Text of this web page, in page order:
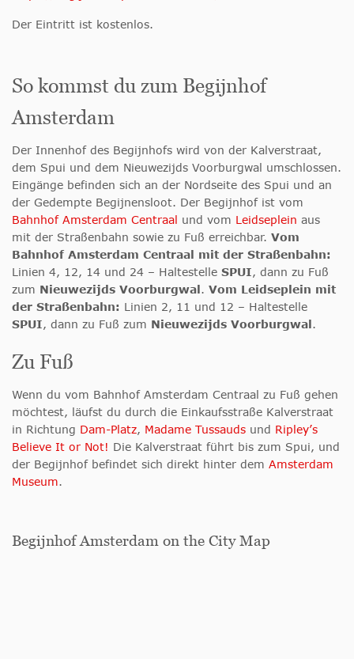
Der Eintritt ist kostenlos.
So kommst du zum Begijnhof
Amsterdam
Der Innenhof des Begijnhofs wird von der Kalverstraat,
dem Spui und dem Nieuwezijds Voorburgwal umschlossen.
Eingänge befinden sich an der Nordseite des Spui und an
der Gedempte Begijnensloot. Der Begijnhof ist vom
Bahnhof Amsterdam Centraal und vom Leidseplein aus
mit der Straßenbahn sowie zu Fuß erreichbar. Vom
Bahnhof Amsterdam Centraal mit der Straßenbahn:
Linien 4, 12, 14 und 24 – Haltestelle SPUI, dann zu Fuß
zum Nieuwezijds Voorburgwal. Vom Leidseplein mit
der Straßenbahn: Linien 2, 11 und 12 – Haltestelle
SPUI, dann zu Fuß zum Nieuwezijds Voorburgwal.
Zu Fuß
Wenn du vom Bahnhof Amsterdam Centraal zu Fuß gehen
möchtest, läufst du durch die Einkaufsstraße Kalverstraat
in Richtung Dam-Platz, Madame Tussauds und Ripley’s
Believe It or Not! Die Kalverstraat führt bis zum Spui, und
der Begijnhof befindet sich direkt hinter dem Amsterdam
Museum.
Begijnhof Amsterdam on the City Map